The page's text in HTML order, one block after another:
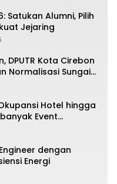
Satukan Alumni, Pilih
Jejaring
DPUTR Kota Cirebon
Normalisasi Sungai
Hotel hingga
Event
dengan
Energi